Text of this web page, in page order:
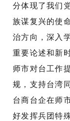
分体现了我们
族谋复兴的使
治方向，深入
重要论述和新
师市对台工作
规，支持台湾
台商台企在师
好发挥兵团特